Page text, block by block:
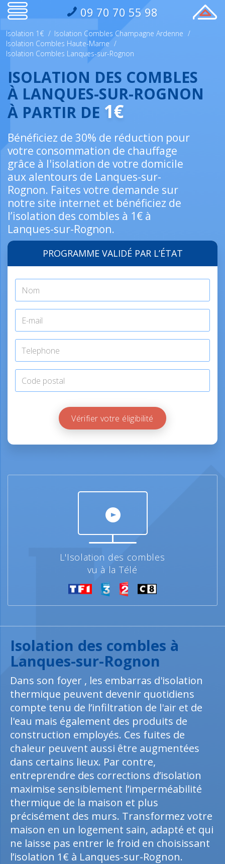
09 70 70 55 98
Isolation 1€ / Isolation Combles Champagne Ardenne /
Isolation Combles Haute-Marne /
Isolation Combles Lanques-sur-Rognon
ISOLATION DES COMBLES
À LANQUES-SUR-ROGNON
À PARTIR DE 1€
Bénéficiez de 30% de réduction pour
votre consommation de chauffage
grâce à l'isolation de votre domicile
aux alentours de Lanques-sur-
Rognon. Faites votre demande sur
notre site internet et bénéficiez de
l’isolation des combles à 1€ à
Lanques-sur-Rognon.
PROGRAMME VALIDÉ PAR L’ÉTAT
Vérifier votre éligibilité
L'Isolation des combles
vu à la Télé
Isolation des combles à
Lanques-sur-Rognon
Dans son foyer , les embarras d'isolation
thermique peuvent devenir quotidiens
compte tenu de l’infiltration de l'air et de
l'eau mais également des produits de
construction employés. Ces fuites de
chaleur peuvent aussi être augmentées
dans certains lieux. Par contre,
entreprendre des corrections d’isolation
maximise sensiblement l’imperméabilité
thermique de la maison et plus
précisément des murs. Transformez votre
maison en un logement sain, adapté et qui
ne laisse pas entrer le froid en choisissant
l’isolation 1€ à Lanques-sur-Rognon.